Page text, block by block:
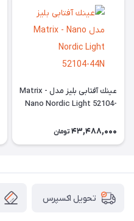
عينك آفتابی بليز مدل Matrix -
Nano Nordic Light 52104-
43,488,000 تومان
تحویل اکسپرس